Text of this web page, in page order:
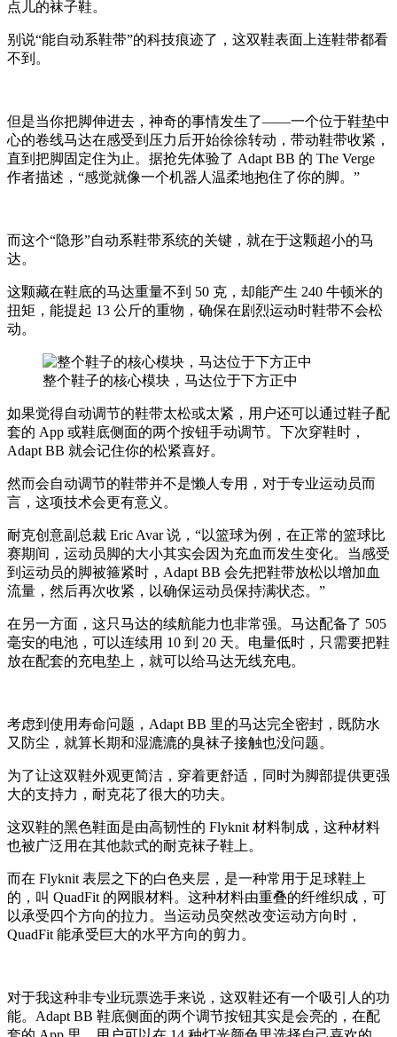
点儿的袜子鞋。
别说“能自动系鞋带”的科技痕迹了，这双鞋表面上连鞋带都看
不到。
但是当你把脚伸进去，神奇的事情发生了——一个位于鞋垫中
心的卷线马达在感受到压力后开始徐徐转动，带动鞋带收紧，
直到把脚固定住为止。据抢先体验了 Adapt BB 的 The Verge
作者描述，“感觉就像一个机器人温柔地抱住了你的脚。”
而这个“隐形”自动系鞋带系统的关键，就在于这颗超小的马
达。
这颗藏在鞋底的马达重量不到 50 克，却能产生 240 牛顿米的
扭矩，能提起 13 公斤的重物，确保在剧烈运动时鞋带不会松
动。
整个鞋子的核心模块，马达位于下方正中
如果觉得自动调节的鞋带太松或太紧，用户还可以通过鞋子配
套的 App 或鞋底侧面的两个按钮手动调节。下次穿鞋时，
Adapt BB 就会记住你的松紧喜好。
然而会自动调节的鞋带并不是懒人专用，对于专业运动员而
言，这项技术会更有意义。
耐克创意副总裁 Eric Avar 说，“以篮球为例，在正常的篮球比
赛期间，运动员脚的大小其实会因为充血而发生变化。当感受
到运动员的脚被箍紧时，Adapt BB 会先把鞋带放松以增加血
流量，然后再次收紧，以确保运动员保持满状态。”
在另一方面，这只马达的续航能力也非常强。马达配备了 505
毫安的电池，可以连续用 10 到 20 天。电量低时，只需要把鞋
放在配套的充电垫上，就可以给马达无线充电。
考虑到使用寿命问题，Adapt BB 里的马达完全密封，既防水
又防尘，就算长期和湿漉漉的臭袜子接触也没问题。
为了让这双鞋外观更简洁，穿着更舒适，同时为脚部提供更强
大的支持力，耐克花了很大的功夫。
这双鞋的黑色鞋面是由高韧性的 Flyknit 材料制成，这种材料
也被广泛用在其他款式的耐克袜子鞋上。
而在 Flyknit 表层之下的白色夹层，是一种常用于足球鞋上
的，叫 QuadFit 的网眼材料。这种材料由重叠的纤维织成，可
以承受四个方向的拉力。当运动员突然改变运动方向时，
QuadFit 能承受巨大的水平方向的剪力。
对于我这种非专业玩票选手来说，这双鞋还有一个吸引人的功
能。Adapt BB 鞋底侧面的两个调节按钮其实是会亮的，在配